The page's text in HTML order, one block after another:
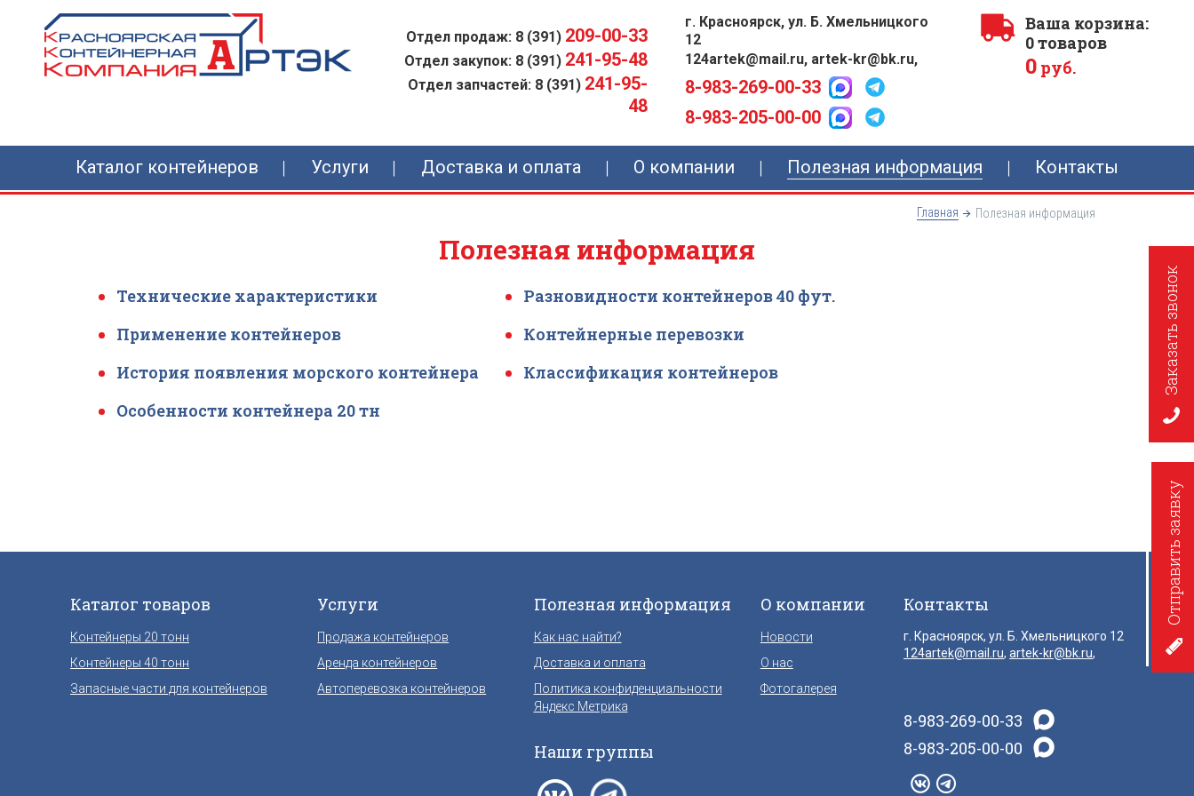
Отдел продаж: 8 (391) 209-00-33
Отдел закупок: 8 (391) 241-95-48
Отдел запчастей: 8 (391) 241-95-
48
г. Красноярск, ул. Б. Хмельницкого
12
124artek@mail.ru, artek-kr@bk.ru,
8-983-269-00-33
8-983-205-00-00
Ваша корзина:
0товаров
0руб.
Каталог контейнеров Услуги Доставка и оплата О компании Полезная информация Контакты
Главная Полезная информация
Полезная информация
Технические характеристики
Применение контейнеров
История появления морского контейнера
Особенности контейнера 20 тн
Разновидности контейнеров 40 фут.
Контейнерные перевозки
Классификация контейнеров
Каталог товаров
Контейнеры 20 тонн
Контейнеры 40 тонн
Запасные части для контейнеров
Услуги
Продажа контейнеров
Аренда контейнеров
Автоперевозка контейнеров
Полезная информация
Как нас найти?
Доставка и оплата
Политика конфиденциальности
Яндекс Метрика
Наши группы
О компании
Новости
О нас
Фотогалерея
Контакты
г. Красноярск, ул. Б. Хмельницкого 12
124artek@mail.ru, artek-kr@bk.ru,
8-983-269-00-33
8-983-205-00-00
Заказать звонок
Отправить заявку